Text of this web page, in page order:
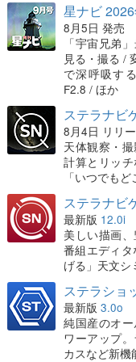
星ナビ
8月5日 発売
「宇宙兄弟
見る・撮る /
で深呼吸す
F2.8 / ほか
ステラナビ
8月4日 リリ
天体観察・
計算とリッ
「いつでも
ステラナビ
最新版 12.0i
美しい描画
番組エディ
げる」天文シ
ステラショ
最新版 3.0o
純国産のオ
ワーアップ
カスなど新機